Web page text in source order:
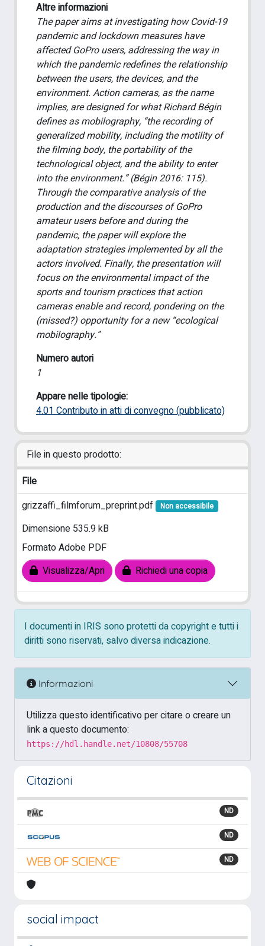
Altre informazioni
The paper aims at investigating how Covid-19
pandemic and lockdown measures have
affected GoPro users, addressing the way in
which the pandemic redefines the relationship
between the users, the devices, and the
environment. Action cameras, as the name
implies, are designed for what Richard Bégin
defines as mobilography, “the recording of
generalized mobility, including the motility of
the filming body, the portability of the
technological object, and the ability to enter
into the environment.” (Bégin 2016: 115).
Through the comparative analysis of the
production and the discourses of GoPro
amateur users before and during the
pandemic, the paper will explore the
adaptation strategies implemented by all the
actors involved. Finally, the presentation will
focus on the environmental impact of the
sports and tourism practices that action
cameras enable and record, pondering on the
(missed?) opportunity for a new “ecological
mobilography.”
Numero autori
1
Appare nelle tipologie:
4.01 Contributo in atti di convegno (pubblicato)
File in questo prodotto:
File
grizzaffi_filmforum_preprint.pdf
Non accessibile
Dimensione 535.9 kB
Formato Adobe PDF
Visualizza/Apri
Richiedi una copia
I documenti in IRIS sono protetti da copyright e tutti i
diritti sono riservati, salvo diversa indicazione.
Informazioni
Utilizza questo identificativo per citare o creare un
link a questo documento:
https://hdl.handle.net/10808/55708
Citazioni
ND
ND
ND
social impact